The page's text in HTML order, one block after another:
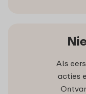
Als
acties